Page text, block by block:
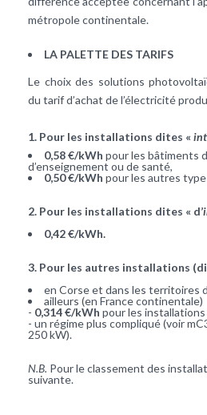
métropole continentale.
LA PALETTE DES TARIFS
Le choix des solutions
du tarif d’achat de l’électricité
1. Pour les installations dites «
0,58 €/kWh pour les bâtiments
d’enseignement ou de santé,
0,50 €/kWh pour les autres
2. Pour les installations dites « d’
0,42 €/kWh.
3. Pour les autres installations
en Corse et dans les territoires
ailleurs (en France continentale)
- 0,314 €/kWh pour les installations
- un régime plus compliqué (voir
250 kW).
N.B. Pour le classement des
suivante.